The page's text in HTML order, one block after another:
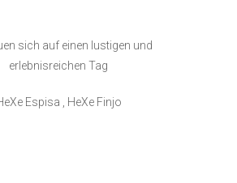
sich auf einen lustigen und
erlebnisreichen Tag
Espisa , HeXe Finjo